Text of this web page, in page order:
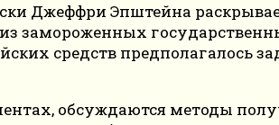
Джеффри Эпштейна
замороженных
средств предполагалось
обсуждаются методы